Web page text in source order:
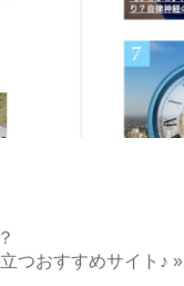
つおすすめサイト♪ »